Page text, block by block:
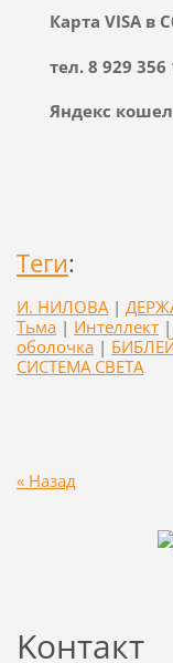
КартаVISA в
​​​​​​​тел. 8 929 356
Яндекс
Теги:
И. НИЛОВА |
Тьма | Интеллект |
оболочка |
СИСТЕМА СВЕТА
« Назад
Koнтакт